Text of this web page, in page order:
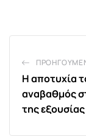
Η αποτυχία
αναβαθμός
της εξουσίας